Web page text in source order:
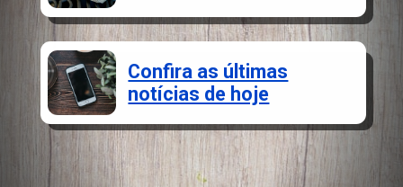
Confira as últimas
notícias de hoje